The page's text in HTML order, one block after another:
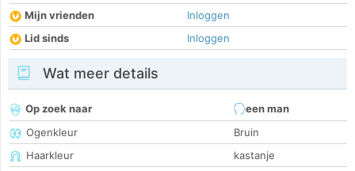
Mijn vrienden
Inloggen
Lid sinds
Inloggen
Wat meer details
Op zoek naar
een man
Ogenkleur
Bruin
Haarkleur
kastanje